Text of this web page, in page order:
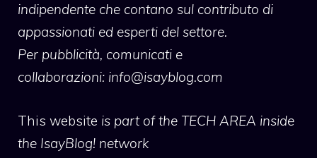
indipendente che contano sul contributo di
appassionati ed esperti del settore.
Per pubblicità, comunicati e
collaborazioni: info@isayblog.com
This website is part of the TECH AREA inside
the IsayBlog! network